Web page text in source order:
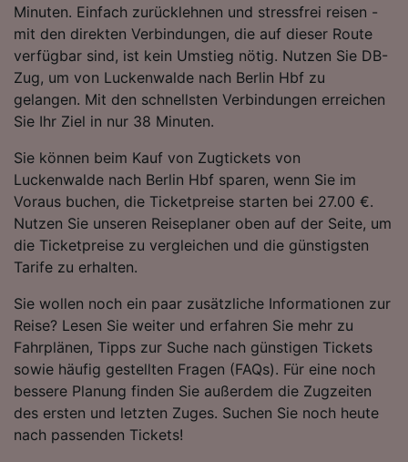
Minuten. Einfach zurücklehnen und stressfrei reisen -
mit den direkten Verbindungen, die auf dieser Route
verfügbar sind, ist kein Umstieg nötig. Nutzen Sie DB-
Zug, um von Luckenwalde nach Berlin Hbf zu
gelangen. Mit den schnellsten Verbindungen erreichen
Sie Ihr Ziel in nur 38 Minuten.
Sie können beim Kauf von Zugtickets von
Luckenwalde nach Berlin Hbf sparen, wenn Sie im
Voraus buchen, die Ticketpreise starten bei 27.00 €.
Nutzen Sie unseren Reiseplaner oben auf der Seite, um
die Ticketpreise zu vergleichen und die günstigsten
Tarife zu erhalten.
Sie wollen noch ein paar zusätzliche Informationen zur
Reise? Lesen Sie weiter und erfahren Sie mehr zu
Fahrplänen, Tipps zur Suche nach günstigen Tickets
sowie häufig gestellten Fragen (FAQs). Für eine noch
bessere Planung finden Sie außerdem die Zugzeiten
des ersten und letzten Zuges. Suchen Sie noch heute
nach passenden Tickets!
Folgendes bereitzustellen:
Verwendung genauer Standortdaten.
Endgeräteeigenschaften zur Identifikation
aktiv abfragen. Speichern von oder Zugriff auf
Informationen auf einem Endgerät.
Personalisierte Werbung und Inhalte, Messung
von Werbeleistung und der Performance von
Entwicklung und Verbesserung von
Angeboten.
Liste der Partner (Lieferanten)